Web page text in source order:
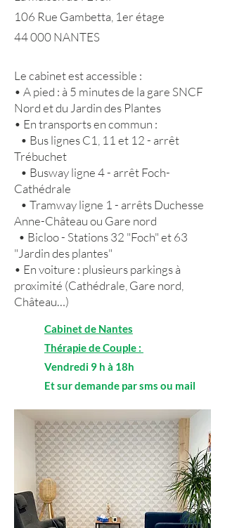
106 Rue Gambetta, 1er étage
44 000 NANTES
Le cabinet est accessible :
• A pied : à 5 minutes de la gare SNCF
Nord et du Jardin des Plantes
• En transports en commun :
• Bus lignes C1, 11 et 12 - arrêt
Trébuchet
• Busway ligne 4 - arrêt Foch-
Cathédrale
• Tramway ligne 1 - arrêts Duchesse
Anne-Château ou Gare nord
• Bicloo - Stations 32 "Foch" et 63
"Jardin des plantes"
• En voiture : plusieurs parkings à
proximité (Cathédrale, Gare nord,
Château…)
Cabinet de Nantes
Thérapie de Couple :
Vendredi 9 h à 18h
Et sur demande par sms ou mail